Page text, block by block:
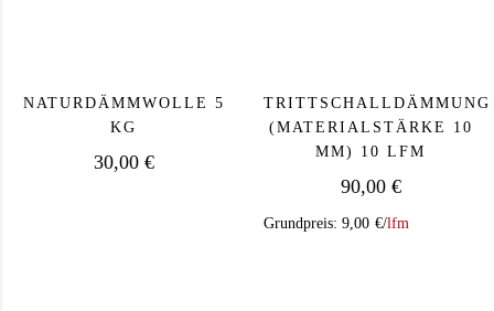
NATURDÄMMWOLLE 5
KG
30,00 €
TRITTSCHALLDÄMMUNG
(MATERIALSTÄRKE 10
MM) 10 LFM
90,00 €
Grundpreis: 9,00 €/lfm